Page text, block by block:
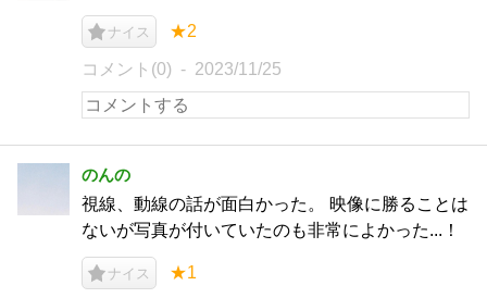
ナイス ★2
コメント(0) 2023/11/25
のんの
視線、動線の話が面白かった。 映像に勝ることは
ないが写真が付いていたのも非常によかった...！
ナイス ★1